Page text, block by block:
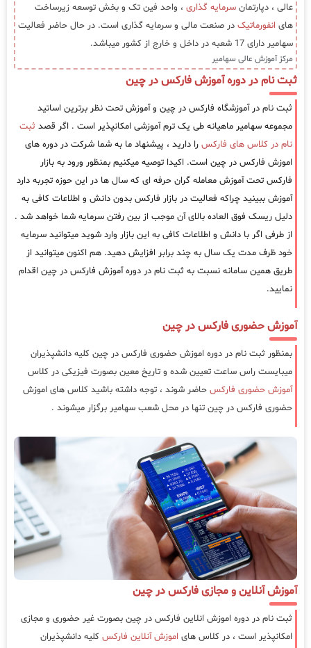
عالی ، دپارتمان سرمایه گذاری ، واحد فین تک و بخش توسعه زیرساخت
های انفورماتیک در صنعت مالی و سرمایه گذاری است. در حال حاضر فعالیت
سهامیر دارای 17 شعبه در داخل و خارج از کشور میباشد.
مرکز آموزش عالی سهامیر
ثبت نام در دوره آموزش فارکس در چین
ثبت نام در آموزشگاه فارکس در چین و آموزش تحت نظر برترین اساتید
مجموعه سهامیر ماهیانه طی یک ترم آموزشی امکانپذیر است . اگر قصد ثبت
نام در کلاس های فارکس را دارید ، پیشنهاد ما به شما شرکت در دوره های
اموزش فارکس در چین است. اکیدا توصیه میکنیم بمنظور ورود به بازار
فارکس تحت آموزش معامله گران حرفه ای که سال ها در این حوزه تجربه دارد
آموزش ببینید چراکه فعالیت در بازار فارکس بدون دانش و اطلاعات کافی به
دلیل ریسک فوق العاده بالای آن موجب از بین رفتن سرمایه شما خواهد شد .
از طرفی اگر با دانش و اطلاعات کافی به این بازار وارد شوید میتوانید سرمایه
خود ظرف مدت یک سال به چند برابر افزایش دهید. هم اکنون میتوانید از
طریق همین سامانه نسبت به ثبت نام در دوره آموزش فارکس در چین اقدام
نمایید.
آموزش حضوری فارکس در چین
بمنظور ثبت نام در دوره اموزش حضوری فارکس در چین کلیه دانشپذیران
میبایست راس ساعت تعیین شده و تاریخ معین بصورت فیزیکی در کلاس
آموزش حضوری فارکس حاضر شوند ، توجه داشته باشید کلاس های اموزش
حضوری فارکس در چین تنها در محل شعب سهامیر برگزار میشوند .
آموزش آنلاین و مجازی فارکس در چین
ثبت نام در دوره اموزش انلاین فارکس در چین بصورت غیر حضوری و مجازی
امکانپذیر است ، در کلاس های اموزش آنلاین فارکس کلیه دانشپذیران